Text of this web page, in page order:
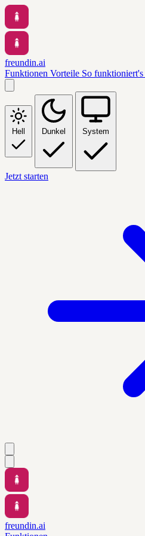
freundin.ai
Funktionen Vorteile So funktioniert's
Hell Dunkel System
Jetzt starten
freundin.ai